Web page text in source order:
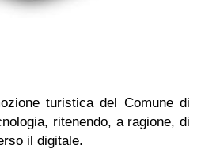
turistica del Comune di
ritenendo, a ragione, di
il digitale.